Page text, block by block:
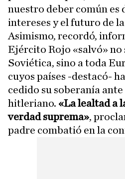
nuestro deber común es
intereses y el futuro de
Asimismo, recordó,
Ejército Rojo «salvó» no
Soviética, sino a toda
cuyos países -destacó-
cedido su soberanía ante
hitleriano. «La lealtad a
verdad suprema»,
padre combatió en la